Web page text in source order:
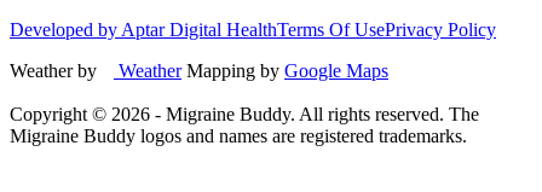
Developed by Aptar Digital HealthTerms Of UsePrivacy Policy
Weather by
WeatherMapping by Google Maps
Copyright © 2026 - Migraine Buddy. All rights reserved. The
Migraine Buddy logos and names are registered trademarks.